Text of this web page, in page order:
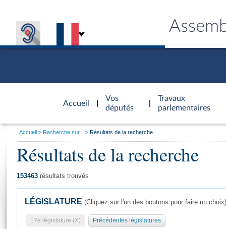
Accueil
d'accueil
Vos
députés
Travaux
parlementaires
Général
Vous
Accueil Recherche sur... Résultats de la recherche
Résultats de la recherche
153463 résultats trouvés
LÉGISLATURE (Cliquez sur l'un des boutons pour faire un choix)
17e législature (X) Précédentes législatures